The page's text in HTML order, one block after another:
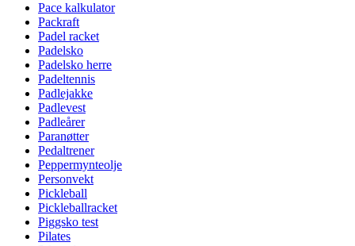
Pace kalkulator
Packraft
Padel racket
Padelsko
Padelsko herre
Padeltennis
Padlejakke
Padlevest
Padleårer
Paranøtter
Pedaltrener
Peppermynteolje
Personvekt
Pickleball
Pickleballracket
Piggsko test
Pilates